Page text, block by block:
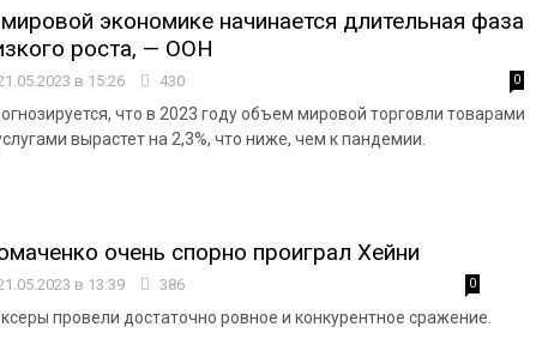
экономике начинается длительная фаза
роста, — ООН
в 15:26 430 0
что в 2023 году объем мировой торговли товарами
вырастет на 2,3%, что ниже, чем к пандемии.
очень спорно проиграл Хейни
в 13:39 386 0
провели достаточно ровное и конкурентное сражение.